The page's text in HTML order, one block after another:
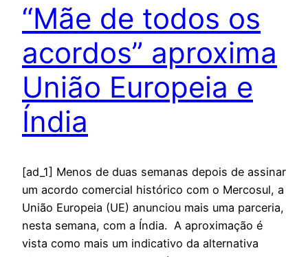
“Mãe de todos os
acordos” aproxima
União Europeia e
Índia
[ad_1] Menos de duas semanas depois de assinar
um acordo comercial histórico com o Mercosul, a
União Europeia (UE) anunciou mais uma parceria,
nesta semana, com a Índia. A aproximação é
vista como mais um indicativo da alternativa